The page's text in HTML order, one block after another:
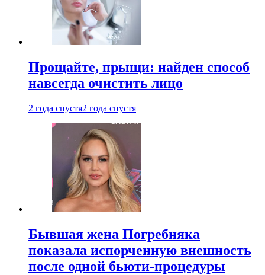
Прощайте, прыщи: найден способ
навсегда очистить лицо
2 года спустя2 года спустя
Бывшая жена Погребняка
показала испорченную внешность
после одной бьюти-процедуры